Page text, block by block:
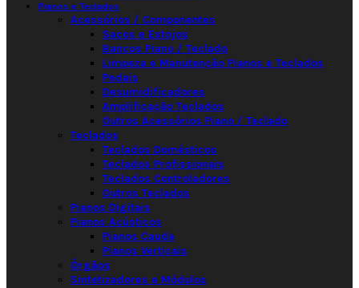
Pianos e Teclados
Acessórios / Componentes
Sacos e Estojos
Bancos Piano / Teclado
Limpeza e Manutenção Pianos e Teclados
Pedais
Desumidificadores
Amplificação Teclados
Outros Acessórios Piano / Teclado
Teclados
Teclados Domésticos
Teclados Profissionais
Teclados Controladores
Outros Teclados
Pianos Digitais
Pianos Acústicos
Pianos Cauda
Pianos Verticais
Órgãos
Sintetizadores e Módulos